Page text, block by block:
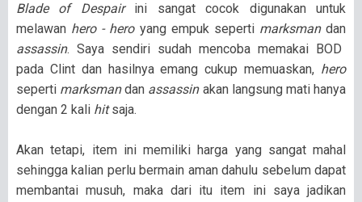
Blade of Despairini sangat cocok digunakan untuk
melawan hero - hero yang empuk seperti marksman dan
assassin. Saya sendiri sudah mencoba memakai BOD
pada Clint dan hasilnya emang cukup memuaskan, hero
seperti marksmandan assassinakan langsung mati hanya
dengan 2 kali hitsaja.
Akan tetapi, item ini memiliki harga yang sangat mahal
sehingga kalian perlu bermain aman dahulu sebelum dapat
membantai musuh, maka dari itu item ini saya jadikan